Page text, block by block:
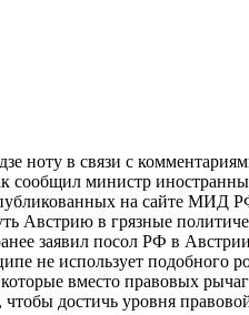
ноту в связи с
сообщил министр
на сайте МИД
Австрию в грязные
заявил посол РФ в
не использует
вместо правовых
достичь уровня